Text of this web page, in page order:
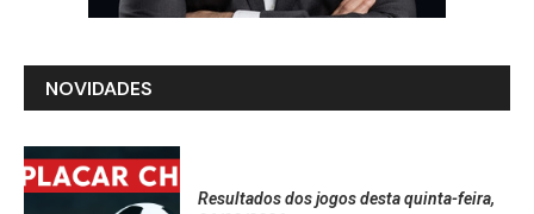
NOVIDADES
Resultados dos jogos desta quinta-feira,